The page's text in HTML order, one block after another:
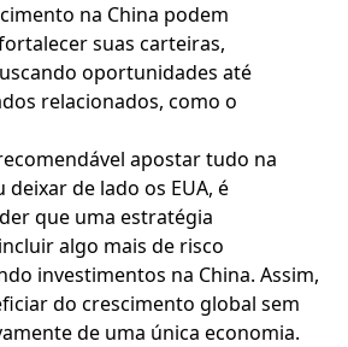
na China podem
suas carteiras,
oportunidades até
relacionados, como o
apostar tudo na
de lado os EUA, é
que uma estratégia
algo mais de risco
investimentos na China. Assim,
do crescimento global sem
de uma única economia.